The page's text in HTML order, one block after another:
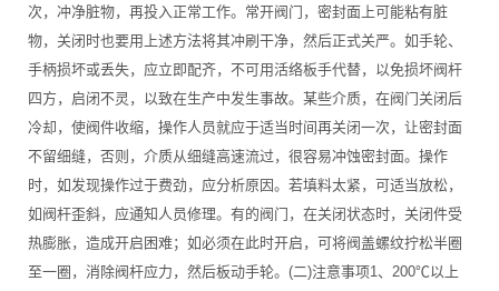
次，冲净脏物，再投入正常工作。常开阀门，密封面上可能粘有脏
物，关闭时也要用上述方法将其冲刷干净，然后正式关严。如手轮、
手柄损坏或丢失，应立即配齐，不可用活络板手代替，以免损坏阀杆
四方，启闭不灵，以致在生产中发生事故。某些介质，在阀门关闭后
冷却，使阀件收缩，操作人员就应于适当时间再关闭一次，让密封面
不留细缝，否则，介质从细缝高速流过，很容易冲蚀密封面。操作
时，如发现操作过于费劲，应分析原因。若填料太紧，可适当放松，
如阀杆歪斜，应通知人员修理。有的阀门，在关闭状态时，关闭件受
热膨胀，造成开启困难；如必须在此时开启，可将阀盖螺纹拧松半圈
至一圈，消除阀杆应力，然后板动手轮。(二)注意事项1、200℃以上